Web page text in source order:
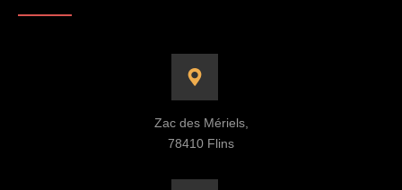
Zac des Mériels,
78410 Flins